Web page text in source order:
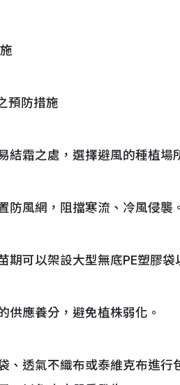
預防措施
結霜之處，選擇避風的種植
防風網，阻擋寒流、冷風侵襲。
期可以架設大型無底PE塑膠袋
供應養分，避免植株弱化。
、透氣不織布或泰維克布進